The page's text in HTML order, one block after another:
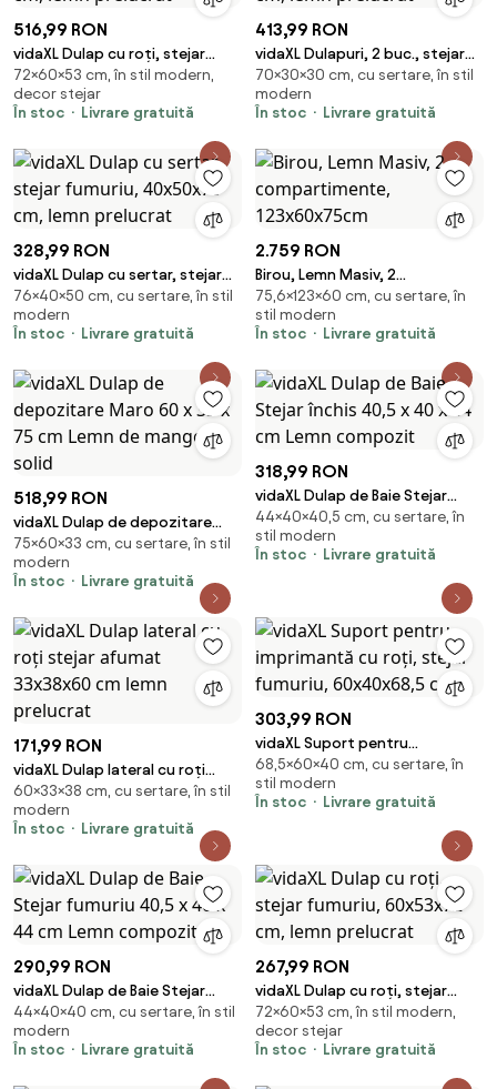
516,99 RON
vidaXL Dulap cu roți, stejar
artizanal, 60x53x72 cm, lemn
prelucrat
72×60×53 cm, în stil modern,
decor stejar
În stoc
Livrare gratuită
413,99 RON
vidaXL Dulapuri, 2 buc., stejar
fumuriu, 30x30x70 cm, lemn
prelucrat
70×30×30 cm, cu sertare, în stil
modern
În stoc
Livrare gratuită
328,99 RON
vidaXL Dulap cu sertar, stejar
fumuriu, 40x50x76 cm, lemn
prelucrat
76×40×50 cm, cu sertare, în stil
modern
În stoc
Livrare gratuită
2.759 RON
Birou, Lemn Masiv, 2
compartimente, 123x60x75cm
75,6×123×60 cm, cu sertare, în
stil modern
În stoc
Livrare gratuită
518,99 RON
vidaXL Dulap de depozitare
Maro 60 x 33 x 75 cm Lemn de
mango solid
75×60×33 cm, cu sertare, în stil
modern
În stoc
Livrare gratuită
318,99 RON
vidaXL Dulap de Baie Stejar
închis 40,5 x 40 x 44 cm Lemn
compozit
44×40×40,5 cm, cu sertare, în
stil modern
În stoc
Livrare gratuită
171,99 RON
vidaXL Dulap lateral cu roți
stejar afumat 33x38x60 cm
lemn prelucrat
60×33×38 cm, cu sertare, în stil
modern
În stoc
Livrare gratuită
303,99 RON
vidaXL Suport pentru
imprimantă cu roți, stejar
fumuriu, 60x40x68,5 cm
68,5×60×40 cm, cu sertare, în
stil modern
În stoc
Livrare gratuită
290,99 RON
vidaXL Dulap de Baie Stejar
fumuriu 40,5 x 40 x 44 cm Lemn
compozit
44×40×40 cm, cu sertare, în stil
modern
În stoc
Livrare gratuită
267,99 RON
vidaXL Dulap cu roți, stejar
fumuriu, 60x53x72 cm, lemn
prelucrat
72×60×53 cm, în stil modern,
decor stejar
În stoc
Livrare gratuită